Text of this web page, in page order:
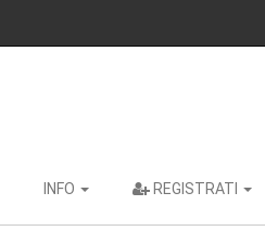
INFO REGISTRATI